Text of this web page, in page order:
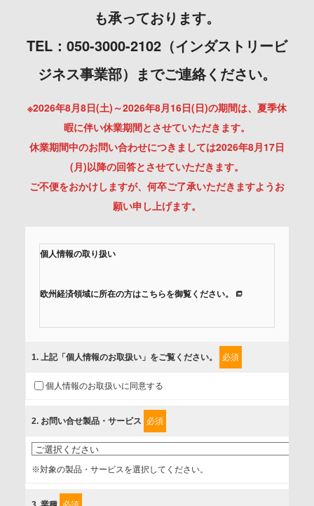
も承っております。
TEL：050-3000-2102（インダストリービ
ジネス事業部）までご連絡ください。
※2026年8月8日(土)～2026年8月16日(日)の期間は、夏季休
暇に伴い休業期間とさせていただきます。
休業期間中のお問い合わせにつきましては2026年8月17日
(月)以降の回答とさせていただきます。
ご不便をおかけしますが、何卒ご了承いただきますようお
願い申し上げます。
個人情報の取り扱い
欧州経済領域に所在の方はこちらを御覧ください。
組みを行っています。
に取扱い、これらで定める範囲内で、サービスの提供やご案
内等のために利用させていただいております。
情報を提供されるお客様（本人）に対して、情報の収集目
的、管理者、提供の有無、情報提供の任意性や権利について
確認し、当社への情報提供がお客様の懸念にならないよう
1. 上記「個人情報のお取扱い」をご覧ください。 必須
個人情報のお取扱いに同意する
2. お問い合せ製品・サービス 必須
※対象の製品・サービスを選択してください。